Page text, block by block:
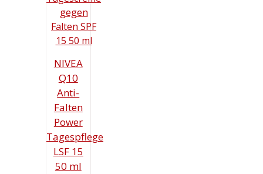
NIVEA
Q10
Anti-
Falten
Power
Tagespflege
LSF 15
50 ml